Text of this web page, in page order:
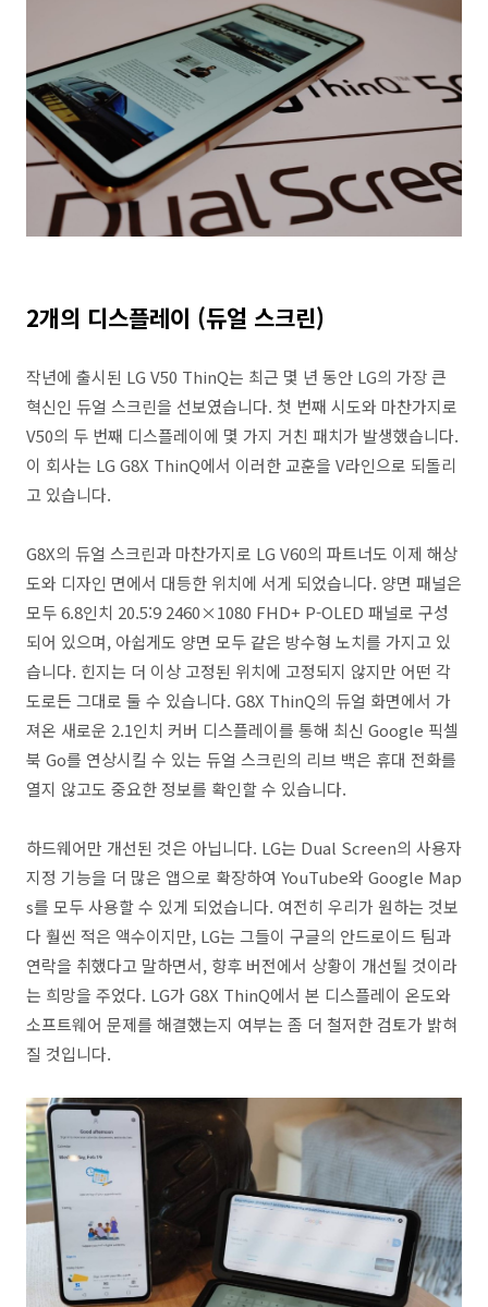
2개의 디스플레이 (듀얼 스크린)
작년에 출시된 LG V50 ThinQ는 최근 몇 년 동안 LG의 가장 큰
혁신인 듀얼 스크린을 선보였습니다. 첫 번째 시도와 마찬가지로
V50의 두 번째 디스플레이에 몇 가지 거친 패치가 발생했습니다.
이 회사는 LG G8X ThinQ에서 이러한 교훈을 V라인으로 되돌리
고 있습니다.
G8X의 듀얼 스크린과 마찬가지로 LG V60의 파트너도 이제 해상
도와 디자인 면에서 대등한 위치에 서게 되었습니다. 양면 패널은
모두 6.8인치 20.5:9 2460×1080 FHD+ P-OLED 패널로 구성
되어 있으며, 아쉽게도 양면 모두 같은 방수형 노치를 가지고 있
습니다. 힌지는 더 이상 고정된 위치에 고정되지 않지만 어떤 각
도로든 그대로 둘 수 있습니다. G8X ThinQ의 듀얼 화면에서 가
져온 새로운 2.1인치 커버 디스플레이를 통해 최신 Google 픽셀
북 Go를 연상시킬 수 있는 듀얼 스크린의 리브 백은 휴대 전화를
열지 않고도 중요한 정보를 확인할 수 있습니다.
하드웨어만 개선된 것은 아닙니다. LG는 Dual Screen의 사용자
지정 기능을 더 많은 앱으로 확장하여 YouTube와 Google Map
s를 모두 사용할 수 있게 되었습니다. 여전히 우리가 원하는 것보
다 훨씬 적은 액수이지만, LG는 그들이 구글의 안드로이드 팀과
연락을 취했다고 말하면서, 향후 버전에서 상황이 개선될 것이라
는 희망을 주었다. LG가 G8X ThinQ에서 본 디스플레이 온도와
소프트웨어 문제를 해결했는지 여부는 좀 더 철저한 검토가 밝혀
질 것입니다.